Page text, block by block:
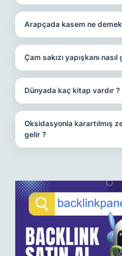
Arapçada kasem ne
Çam sakızı yapışkanı nasıl
Dünyada kaç kitap vardır ?
Oksidasyonla karartılmış
gelir ?